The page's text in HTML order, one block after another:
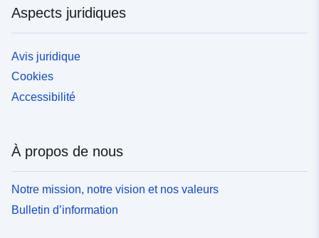
Aspects juridiques
Avis juridique
Cookies
Accessibilité
À propos de nous
Notre mission, notre vision et nos valeurs
Bulletin d’information